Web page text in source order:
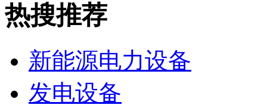
热搜推荐
新能源电力设备
发电设备